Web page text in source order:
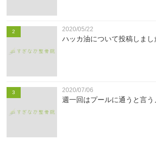
2 2020/05/22
ハッカ油について投稿しまし
3 2020/07/06
週一回はプールに通うと言う